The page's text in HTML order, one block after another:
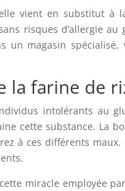
vient en substitut à
risques d’allergie
un magasin
la farine de
intolérants au
cette substance. La
à ces différents
miracle employée